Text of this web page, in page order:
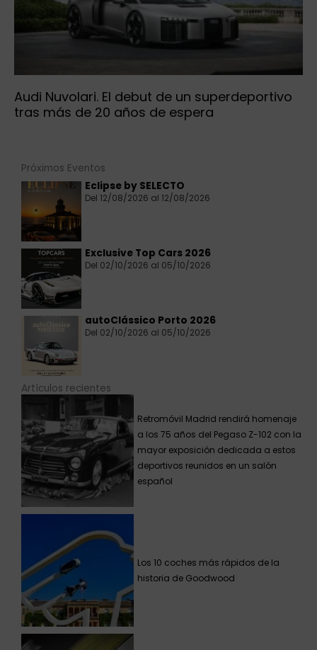
Audi Nuvolari. El debut de un superdeportivo
tras más de 20 años de espera
Próximos Eventos
Eclipse by SELECTO
Del 12/08/2026 al 12/08/2026
Exclusive Top Cars 2026
Del 02/10/2026 al 05/10/2026
autoClássico Porto 2026
Del 02/10/2026 al 05/10/2026
Artículos recientes
Retromóvil Madrid rendirá homenaje
a los 75 años del Pegaso Z-102 con la
mayor exposición dedicada a estos
deportivos reunidos en un salón
español
Los 10 coches más rápidos de la
historia de Goodwood